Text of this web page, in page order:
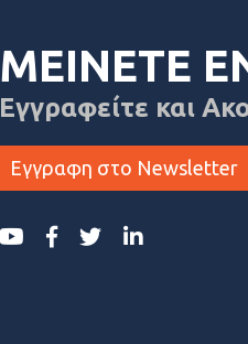
ΜΕΙΝΕΤΕ
Εγγραφείτε και
Εγγραφη στο Newsletter